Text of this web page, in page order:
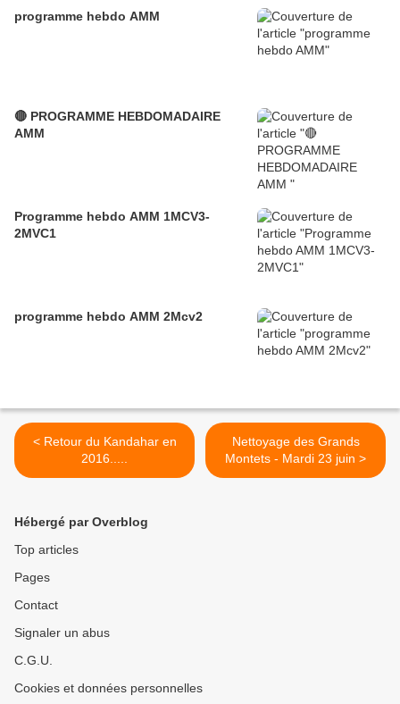
programme hebdo AMM
🔴 PROGRAMME HEBDOMADAIRE
AMM
Programme hebdo AMM 1MCV3-
2MVC1
programme hebdo AMM 2Mcv2
< Retour du Kandahar en
2016.....
Nettoyage des Grands
Montets - Mardi 23 juin >
Hébergé par Overblog
Top articles
Pages
Contact
Signaler un abus
C.G.U.
Cookies et données personnelles